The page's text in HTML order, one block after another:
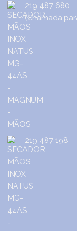
219 487 680
(Chamada
219 487 198